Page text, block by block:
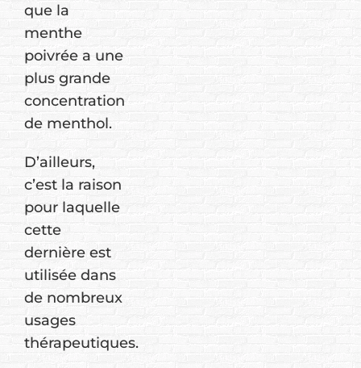
que la
menthe
poivrée a une
plus grande
concentration
de menthol.
D’ailleurs,
c’est la raison
pour laquelle
cette
dernière est
utilisée dans
de nombreux
usages
thérapeutiques.